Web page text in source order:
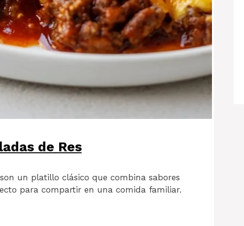
de Res
un platillo clásico que combina sabores
para compartir en una comida familiar.